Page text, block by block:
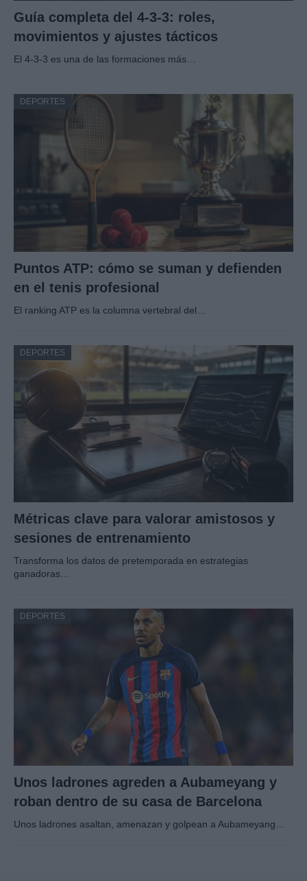
Guía completa del 4-3-3: roles,
movimientos y ajustes tácticos
El 4-3-3 es una de las formaciones más…
DEPORTES
Puntos ATP: cómo se suman y defienden
en el tenis profesional
El ranking ATP es la columna vertebral del…
DEPORTES
Métricas clave para valorar amistosos y
sesiones de entrenamiento
Transforma los datos de pretemporada en estrategias
ganadoras…
DEPORTES
Unos ladrones agreden a Aubameyang y
roban dentro de su casa de Barcelona
Unos ladrones asaltan, amenazan y golpean a Aubameyang…